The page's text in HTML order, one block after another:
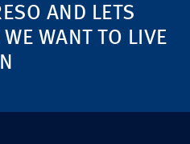
AND LETS
WANT TO LIVE
IN